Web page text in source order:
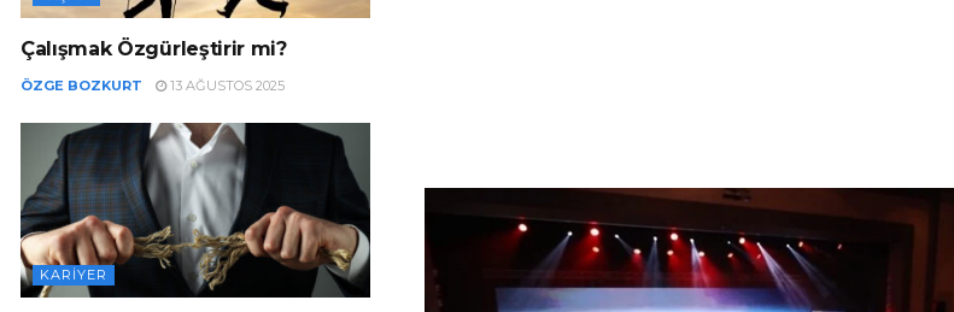
Çalışmak Özgürleştirir mi?
ÖZGE BOZKURT 13 AĞUSTOS 2025
KARIYER